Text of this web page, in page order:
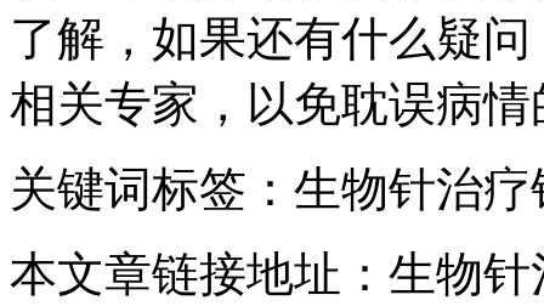
了解，如果还有什么疑
相关专家，以免耽误病
关键词标签：生物针治
本文章链接地址：生物